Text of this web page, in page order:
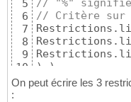
5
6
7
8
9
10
11
// "%" signifie
// Critère sur
)
)
.list() ;
On peut écrire les 3
: